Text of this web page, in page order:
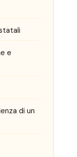
e
di un